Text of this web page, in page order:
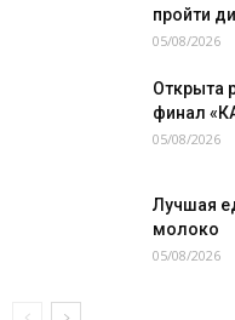
пройти
05/08/2026
Открыта
финал
05/08/2026
Лучшая
молоко
05/08/2026